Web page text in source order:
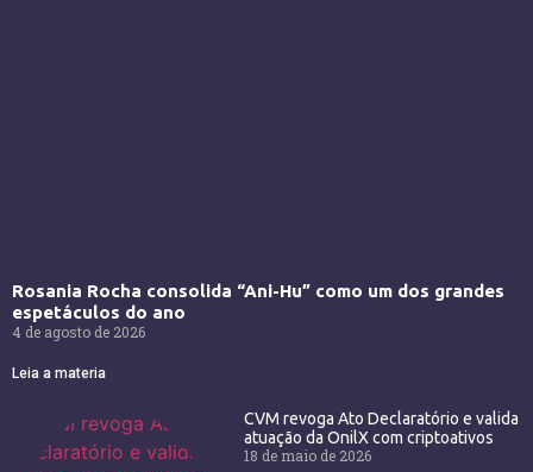
Rosania Rocha consolida “Ani-Hu” como um dos grandes
espetáculos do ano
4 de agosto de 2026
Leia a materia
CVM revoga Ato Declaratório e valida
atuação da OnilX com criptoativos
18 de maio de 2026